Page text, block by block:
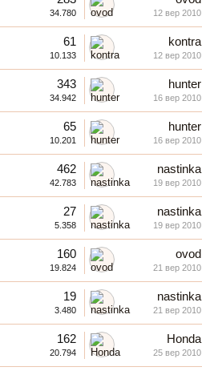
34.780 12 вер 2010
61
10.133
kontra
12 вер 2010
343
34.942
hunter
16 вер 2010
65
10.201
hunter
16 вер 2010
462
42.783
nastinka
19 вер 2010
27
5.358
nastinka
19 вер 2010
160
19.824
ovod
21 вер 2010
19
3.480
nastinka
21 вер 2010
162
20.794
Honda
25 вер 2010